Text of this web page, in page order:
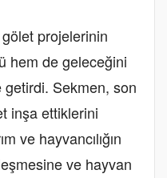
projelerinin
hem de geleceğini
getirdi. Sekmen, son
inşa ettiklerini
ve hayvancılığın
ve hayvan